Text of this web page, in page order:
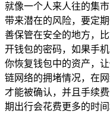
就像一个人来人往的集
带来潜在的风险，要定
善保管在安全的地方，
开钱包的密码，如果手
你恢复钱包中的资产，
链网络的拥堵情况，在
才能被确认，并且手续
期出行会花费更多的时间